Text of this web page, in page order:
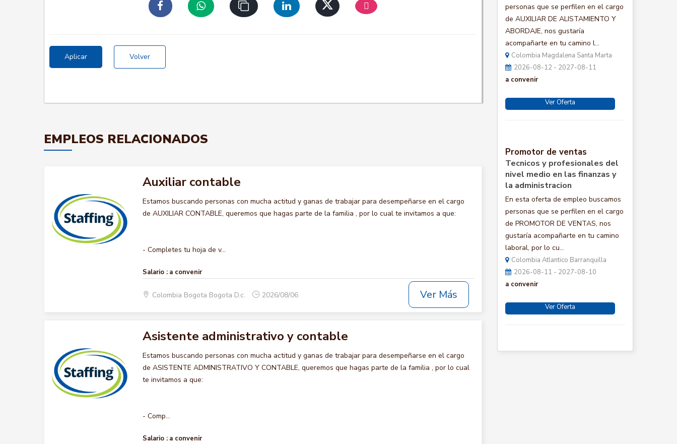
Aplicar Volver
EMPLEOS RELACIONADOS
Auxiliar contable
Estamos buscando personas con mucha actitud y ganas de trabajar para desempeñarse en el cargo
de AUXILIAR CONTABLE, queremos que hagas parte de la familia , por lo cual te invitamos a que:
- Completes tu hoja de v...
Salario : a convenir
Colombia Bogota Bogota D.c. 2026/08/06 Ver Más
Asistente administrativo y contable
Estamos buscando personas con mucha actitud y ganas de trabajar para desempeñarse en el cargo
de ASISTENTE ADMINISTRATIVO Y CONTABLE, queremos que hagas parte de la familia , por lo cual
te invitamos a que:
- Comp...
Salario : a convenir
personas que se perfilen en el cargo
de AUXILIAR DE ALISTAMIENTO Y
ABORDAJE, nos gustaría
acompañarte en tu camino l...
Colombia Magdalena Santa Marta
2026-08-12 - 2027-08-11
a convenir
Ver Oferta
Promotor de ventas
Tecnicos y profesionales del
nivel medio en las finanzas y
la administracion
En esta oferta de empleo buscamos
personas que se perfilen en el cargo
de PROMOTOR DE VENTAS, nos
gustaría acompañarte en tu camino
laboral, por lo cu...
Colombia Atlantico Barranquilla
2026-08-11 - 2027-08-10
a convenir
Ver Oferta